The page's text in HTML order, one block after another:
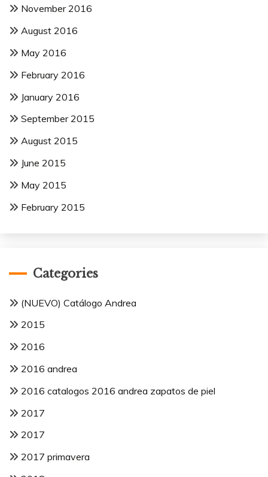
November 2016
August 2016
May 2016
February 2016
January 2016
September 2015
August 2015
June 2015
May 2015
February 2015
Categories
(NUEVO) Catálogo Andrea
2015
2016
2016 andrea
2016 catalogos 2016 andrea zapatos de piel
2017
2017
2017 primavera